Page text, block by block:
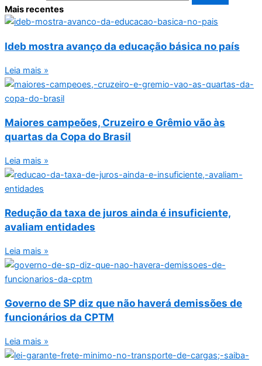
Mais recentes
Ideb mostra avanço da educação básica no país
Leia mais »
Maiores campeões, Cruzeiro e Grêmio vão às
quartas da Copa do Brasil
Leia mais »
Redução da taxa de juros ainda é insuficiente,
avaliam entidades
Leia mais »
Governo de SP diz que não haverá demissões de
funcionários da CPTM
Leia mais »